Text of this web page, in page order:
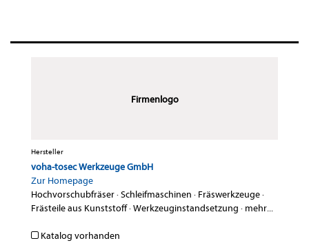
Firmenlogo
Hersteller
voha-tosec Werkzeuge GmbH
Zur Homepage
Hochvorschubfräser·Schleifmaschinen · Fräswerkzeuge·
Frästeile aus Kunststoff·Werkzeuginstandsetzung · mehr...
Katalog vorhanden